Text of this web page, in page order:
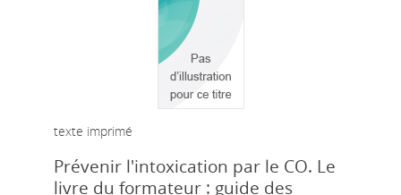
texte imprimé
Prévenir l'intoxication par le CO. Le
livre du formateur : guide des